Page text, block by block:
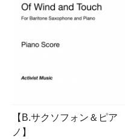
【B.サクソフォン＆ピア
ノ】